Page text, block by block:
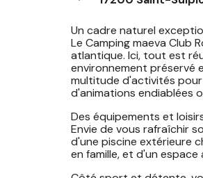
Un cadre naturel
Le Camping maeva Club
atlantique. Ici, tout est
environnement préservé
multitude d'activités
d'animations endiablées
Des équipements et
Envie de vous rafraîchir
d'une piscine extérieure
en famille, et d'un